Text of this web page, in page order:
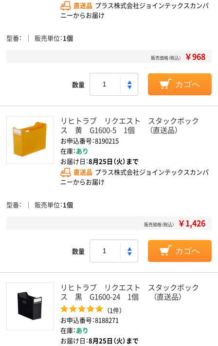
直送品 プラス株式会社ジョインテックスカンパ
ニーからお届け
型番 販売単位 1個
販売価格（税込） ￥968
数量 カゴへ
リヒトラブ リクエスト スタックボック
ス 黄 G1600-5 1個 （直送品）
お申込番号：8190215
在庫：あり
お届け日：8月25日（火）まで
直送品 プラス株式会社ジョインテックスカンパ
ニーからお届け
型番 販売単位 1個
販売価格（税込） ￥1,426
数量 カゴへ
リヒトラブ リクエスト スタックボック
ス 黒 G1600-24 1個 （直送品）
（1件）
お申込番号：8188271
在庫：あり
お届け日：8月25日（火）まで